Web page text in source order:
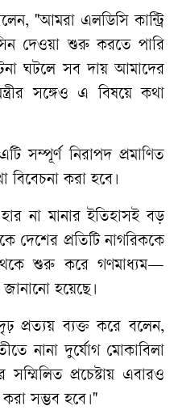
, "আমরা এলডিসি কান্ট্রি
দেওয়া শুরু করতে পারি
ঘটলে সব দায় আমাদের
সঙ্গেও এ বিষয়ে কথা
এটি সম্পূর্ণ নিরাপদ প্রমাণিত
বিবেচনা করা হবে।
হার না মানার ইতিহাসই বড়
দেশের প্রতিটি নাগরিককে
শুরু করে গণমাধ্যম—
জানানো হয়েছে।
প্রত্যয় ব্যক্ত করে বলেন,
নানা দুর্যোগ মোকাবিলা
সম্মিলিত প্রচেষ্টায় এবারও
করা সম্ভব হবে।"